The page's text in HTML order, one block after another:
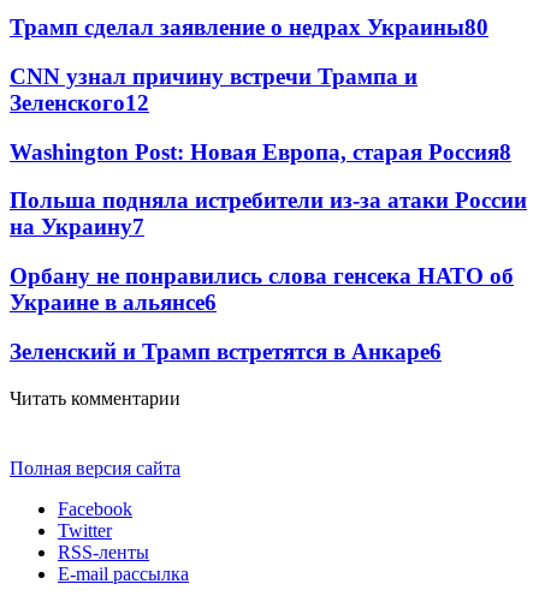
Трамп сделал заявление о недрах Украины80
CNN узнал причину встречи Трампа и
Зеленского12
Washington Post: Новая Европа, старая Россия8
Польша подняла истребители из-за атаки России
на Украину7
Орбану не понравились слова генсека НАТО об
Украине в альянсе6
Зеленский и Трамп встретятся в Анкаре6
Читать комментарии
Полная версия сайта
Facebook
Twitter
RSS-ленты
E-mail рассылка